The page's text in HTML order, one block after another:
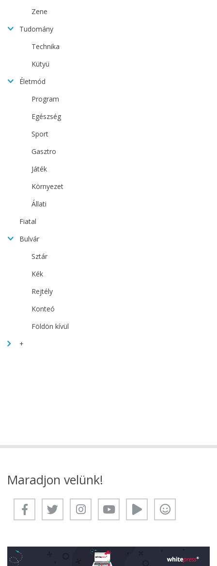
Zene
Tudomány
Technika
Kütyü
Életmód
Program
Egészség
Sport
Gasztro
Játék
Környezet
Állati
Fiatal
Bulvár
Sztár
Kék
Rejtély
Konteó
Földön kívül
+
Maradjon velünk!